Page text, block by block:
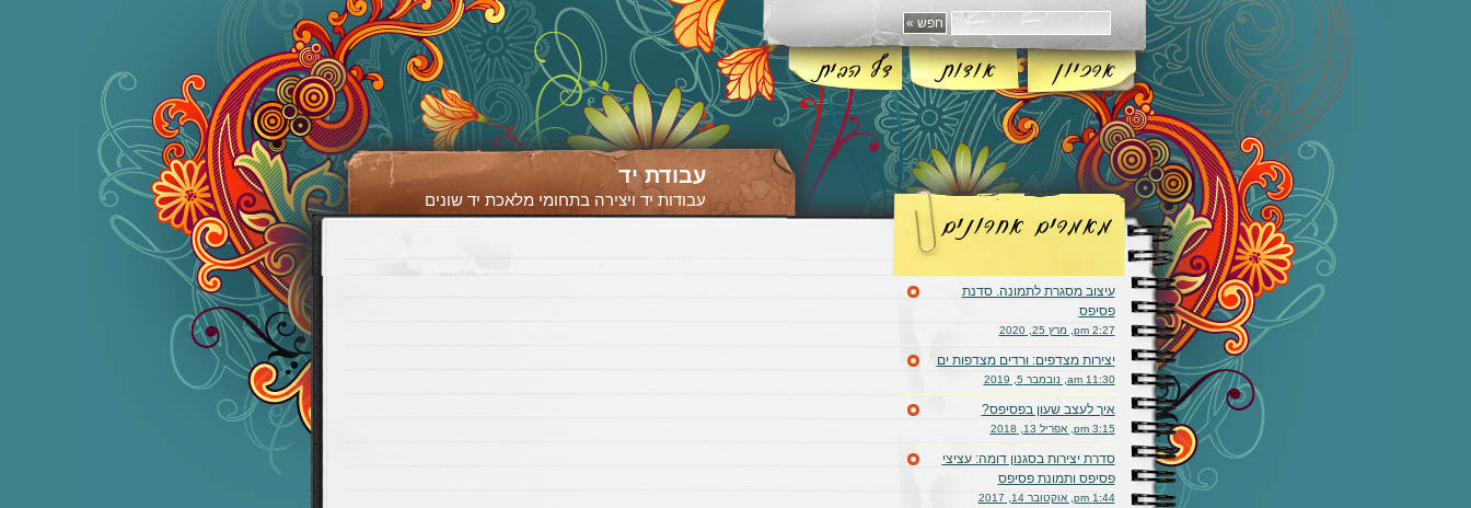
עבודת יד
עבודות יד ויצירה בתחומי מלאכת יד שונים
עיצוב מסגרת לתמונה. סדנת
פסיפס
2:27 pm, מרץ 25, 2020
יצירות מצדפים: ורדים מצדפות ים
11:30 am, נובמבר 5, 2019
איך לעצב שעון בפסיפס?
3:15 pm, אפריל 13, 2018
סדרת יצירות בסגנון דומה: עציצי
פסיפס ותמונת פסיפס
1:44 pm, אוקטובר 14, 2017